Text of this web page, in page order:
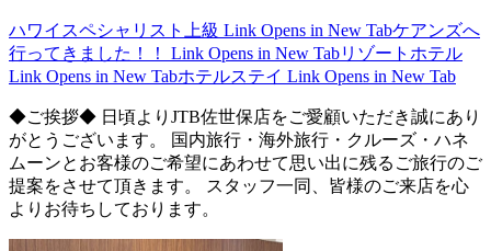
ハワイスペシャリスト上級 Link Opens in New Tabケアンズへ
行ってきました！！
Link Opens in New Tabリゾートホテル
Link Opens in New Tabホテルステイ Link Opens in New Tab
◆ご挨拶◆ 日頃よりJTB佐世保店をご愛顧いただき誠にあり
がとうございます。 国内旅行・海外旅行・クルーズ・ハネ
ムーンとお客様のご希望にあわせて思い出に残るご旅行のご
提案をさせて頂きます。 スタッフ一同、皆様のご来店を心
よりお待ちしております。